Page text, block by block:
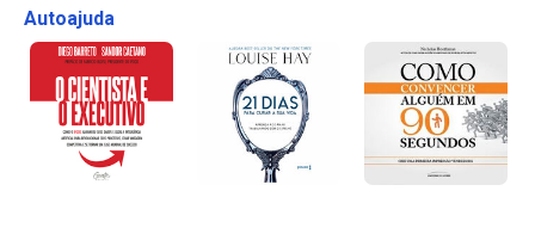
Autoajuda